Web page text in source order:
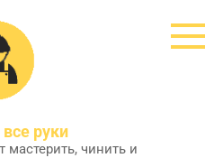
руки
мастерить, чинить и